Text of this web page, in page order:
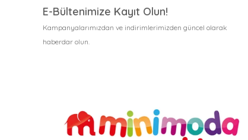
E-Bültenimize Kayıt Olun!
Kampanyalarımızdan ve indirimlerimizden güncel olarak
haberdar olun.